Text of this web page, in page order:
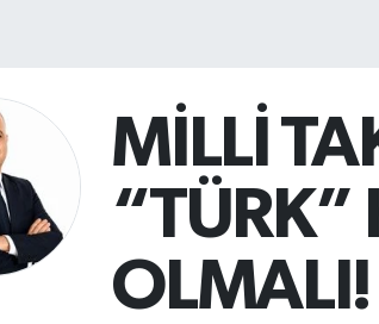
MİLLİ
“TÜRK”
OLMALI!